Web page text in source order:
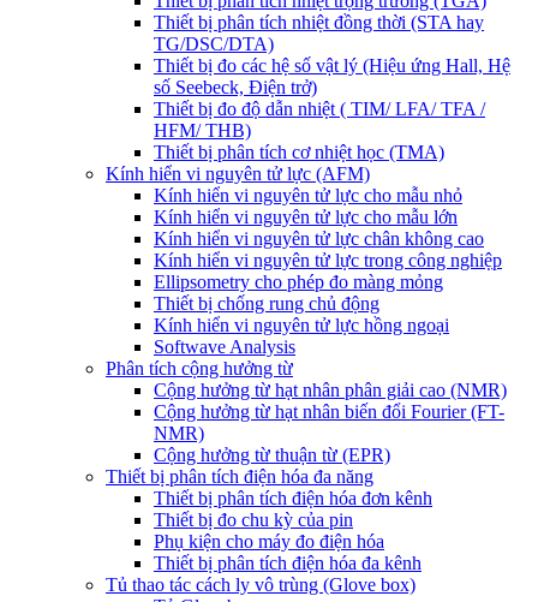
Thiết bị phân tích nhiệt đồng thời (STA hay
TG/DSC/DTA)
Thiết bị đo các hệ số vật lý (Hiệu ứng Hall, Hệ
số Seebeck, Điện trở)
Thiết bị đo độ dẫn nhiệt ( TIM/ LFA/ TFA /
HFM/ THB)
Thiết bị phân tích cơ nhiệt học (TMA)
Kính hiển vi nguyên tử lực (AFM)
Kính hiển vi nguyên tử lực cho mẫu nhỏ
Kính hiển vi nguyên tử lực cho mẫu lớn
Kính hiển vi nguyên tử lực chân không cao
Kính hiển vi nguyên tử lực trong công nghiệp
Ellipsometry cho phép đo màng mỏng
Thiết bị chống rung chủ động
Kính hiển vi nguyên tử lực hồng ngoại
Softwave Analysis
Phân tích cộng hưởng từ
Cộng hưởng từ hạt nhân phân giải cao (NMR)
Cộng hưởng từ hạt nhân biến đổi Fourier (FT-
NMR)
Cộng hưởng từ thuận từ (EPR)
Thiết bị phân tích điện hóa đa năng
Thiết bị phân tích điện hóa đơn kênh
Thiết bị đo chu kỳ của pin
Phụ kiện cho máy đo điện hóa
Thiết bị phân tích điện hóa đa kênh
Tủ thao tác cách ly vô trùng (Glove box)